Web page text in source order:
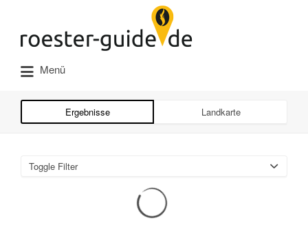
Menü
Ergebnisse Landkarte
Toggle Filter